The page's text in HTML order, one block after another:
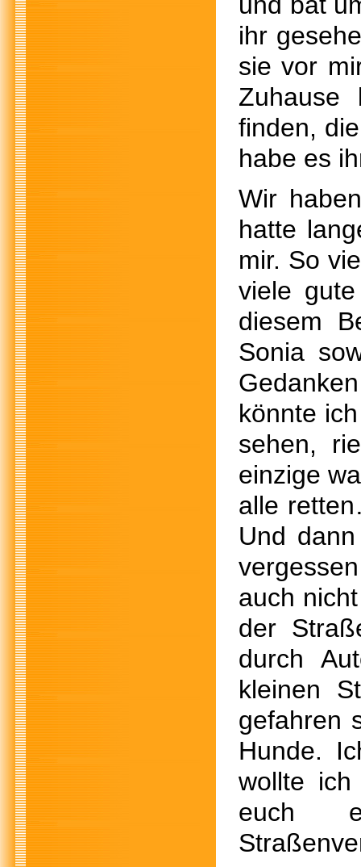
ihr
sie vor
Zuhause
finden,
habe es
Wir
hatte
mir. So
viele
diesem
Sonia
könnte
sehen,
einzige
alle
Und
auch
der
durch
kleinen
gefahren
Hunde.
wollte
euch